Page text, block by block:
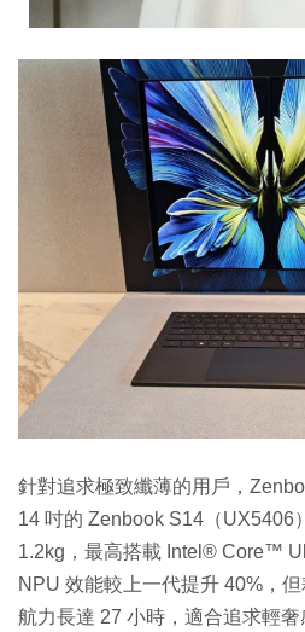
針對追求極致纖薄的用戶，
14 吋的 Zenbook S14（UX5406
1.2kg，最高搭載 Intel® Core™
NPU 效能較上一代提升 40%，
航力長達 27 小時，適合追求輕